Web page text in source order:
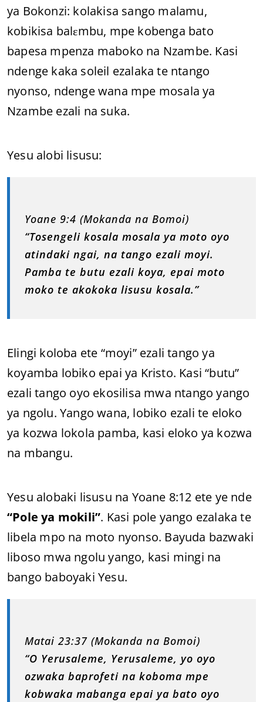
ya Bokonzi: kolakisa sango malamu,
kobikisa balɛmbu, mpe kobenga bato
bapesa mpenza maboko na Nzambe. Kasi
ndenge kaka soleil ezalaka te ntango
nyonso, ndenge wana mpe mosala ya
Nzambe ezali na suka.
Yesu alobi lisusu:
Yoane 9:4 (Mokanda na Bomoi)
“Tosengeli kosala mosala ya moto oyo
atindaki ngai, na tango ezali moyi.
Pamba te butu ezali koya, epai moto
moko te akokoka lisusu kosala.”
Elingi koloba ete “moyi” ezali tango ya
koyamba lobiko epai ya Kristo. Kasi “butu”
ezali tango oyo ekosilisa mwa ntango yango
ya ngolu. Yango wana, lobiko ezali te eloko
ya kozwa lokola pamba, kasi eloko ya kozwa
na mbangu.
Yesu alobaki lisusu na Yoane 8:12 ete ye nde
“Pole ya mokili”. Kasi pole yango ezalaka te
libela mpo na moto nyonso. Bayuda bazwaki
liboso mwa ngolu yango, kasi mingi na
bango baboyaki Yesu.
Matai 23:37 (Mokanda na Bomoi)
“O Yerusaleme, Yerusaleme, yo oyo
ozwaka baprofeti na koboma mpe
kobwaka mabanga epai ya bato oyo